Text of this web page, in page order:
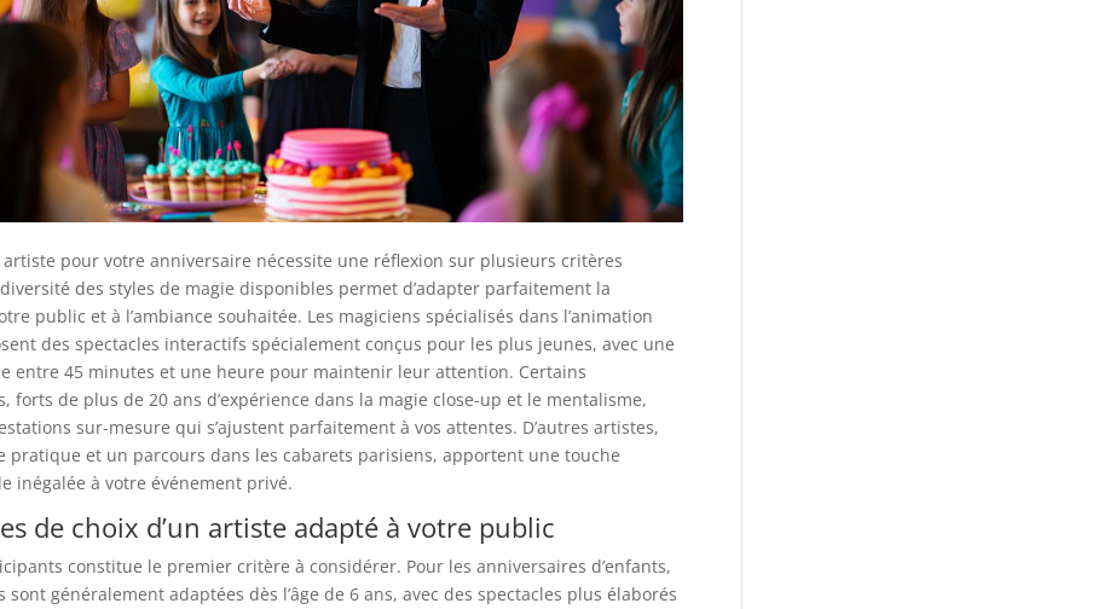
pour votre anniversaire nécessite une réflexion sur plusieurs critères
des styles de magie disponibles permet d’adapter parfaitement la
public et à l’ambiance souhaitée. Les magiciens spécialisés dans l’animation
des spectacles interactifs spécialement conçus pour les plus jeunes, avec une
entre 45 minutes et une heure pour maintenir leur attention. Certains
forts de plus de 20 ans d’expérience dans la magie close-up et le mentalisme,
sur-mesure qui s’ajustent parfaitement à vos attentes. D’autres artistes,
pratique et un parcours dans les cabarets parisiens, apportent une touche
inégalée à votre événement privé.
de choix d’un artiste adapté à votre public
constitue le premier critère à considérer. Pour les anniversaires d’enfants,
sont généralement adaptées dès l’âge de 6 ans, avec des spectacles plus élaborés